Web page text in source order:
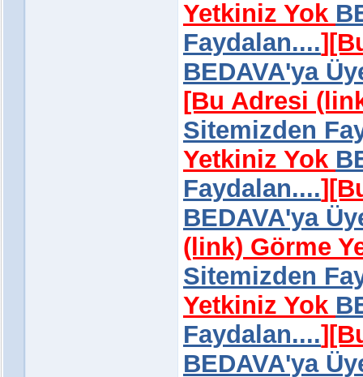
Yetkiniz Yok
Faydalan....]
BEDAVA'ya
[Bu Adresi
Sitemizden
Yetkiniz Yok
Faydalan....]
BEDAVA'ya
(link) Görme
Sitemizden
Yetkiniz Yok
Faydalan....]
BEDAVA'ya